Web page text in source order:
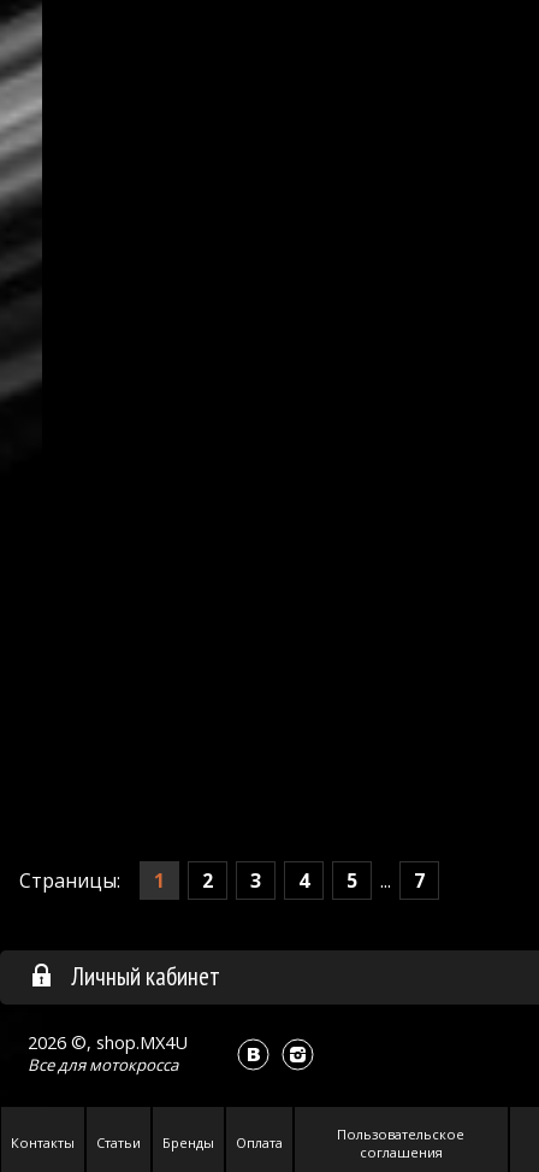
Страницы: 1 2 3 4 5 ... 7
Личный кабинет
2026 ©, shop.MX4U
Все длямотокросса
Контакты Статьи Бренды Оплата
Пользовательское
соглашения